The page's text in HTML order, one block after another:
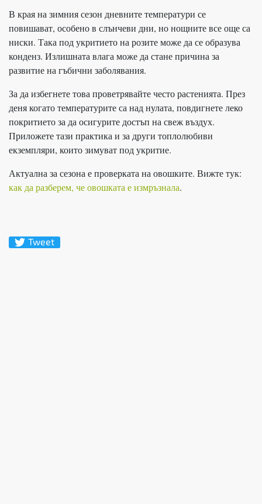
В края на зимния сезон дневните температури се
повишават, особено в слънчеви дни, но нощните все още са
ниски. Така под укритието на розите може да се образува
конденз. Излишната влага може да стане причина за
развитие на гъбични заболявания.
За да избегнете това проветрявайте често растенията. През
деня когато температурите са над нулата, повдигнете леко
покритието за да осигурите достъп на свеж въздух.
Приложете тази практика и за други топлолюбиви
екземпляри, които зимуват под укритие.
Актуална за сезона е проверката на овошките. Вижте тук:
как да разберем, че овошката е измръзнала.
Tweet